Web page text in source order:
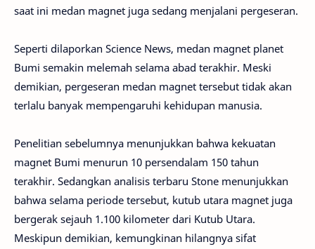
saat ini medan magnet juga sedang menjalani pergeseran.
Seperti dilaporkan Science News, medan magnet planet
Bumi semakin melemah selama abad terakhir. Meski
demikian, pergeseran medan magnet tersebut tidak akan
terlalu banyak mempengaruhi kehidupan manusia.
Penelitian sebelumnya menunjukkan bahwa kekuatan
magnet Bumi menurun 10 persendalam 150 tahun
terakhir. Sedangkan analisis terbaru Stone menunjukkan
bahwa selama periode tersebut, kutub utara magnet juga
bergerak sejauh 1.100 kilometer dari Kutub Utara.
Meskipun demikian, kemungkinan hilangnya sifat